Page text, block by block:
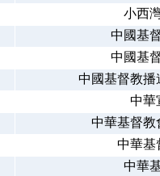
小西
中國基
中國基
中國基督教播
中華
中華基督教
中華基
中華